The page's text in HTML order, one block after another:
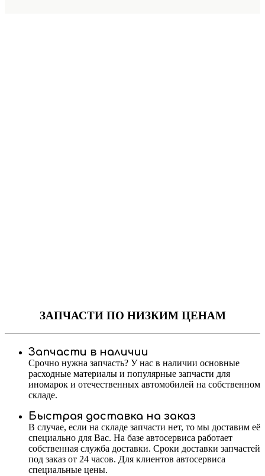
ЗАПЧАСТИПО НИЗКИМ ЦЕНАМ
Запчасти в наличии
Срочно нужна запчасть? У нас в наличии основные
расходные материалы и популярные запчасти для
иномарок и отечественных автомобилей на собственном
складе.
Быстрая доставка на заказ
В случае, если на складе запчасти нет, то мы доставим её
специально для Вас. На базе автосервиса работает
собственная служба доставки. Сроки доставки запчастей
под заказ от 24 часов. Для клиентов автосервиса
специальные цены.